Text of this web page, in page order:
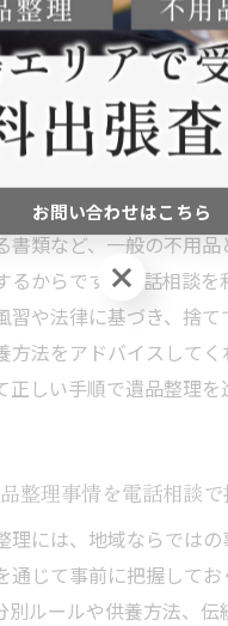
進められます。
てはいけないものを電
捨ててはいけないものの
。なぜなら、仏具や神棚
書類など、一般の不用
るからです。電話相談を
習や法律に基づき、捨て
方法をアドバイスしてく
正しい手順で遺品整理を
整理事情を電話相談
理には、地域ならでは
通じて事前に把握して
別ルールや供養方法、伝
お問い合わせはこちら
お問い合わせはこちら